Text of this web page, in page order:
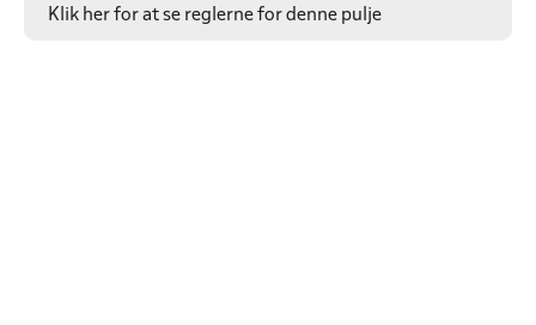
Klik her for at se reglerne for denne pulje